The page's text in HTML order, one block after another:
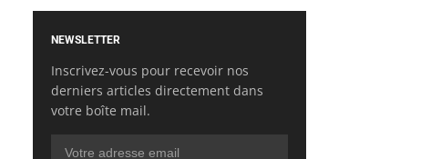
NEWSLETTER
Inscrivez-vous pour recevoir nos
derniers articles directement dans
votre boîte mail.